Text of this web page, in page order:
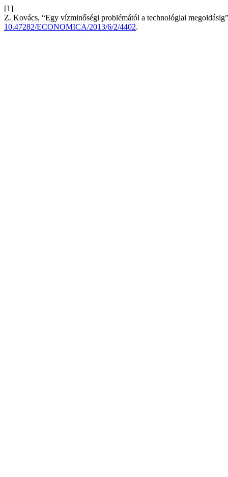
[1]
Z. Kovács, “Egy vízminőségi problémától a technológiai
10.47282/ECONOMICA/2013/6/2/4402.